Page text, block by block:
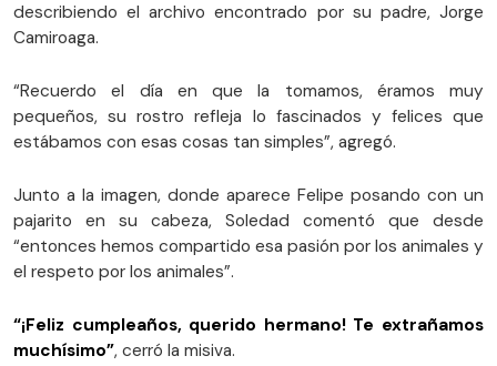
describiendo el archivo encontrado por su padre, Jorge
Camiroaga.
“Recuerdo el día en que la tomamos, éramos muy
pequeños, su rostro refleja lo fascinados y felices que
estábamos con esas cosas tan simples”, agregó.
Junto a la imagen, donde aparece Felipe posando con un
pajarito en su cabeza, Soledad comentó que desde
“entonces hemos compartido esa pasión por los animales y
el respeto por los animales”.
“¡Feliz cumpleaños, querido hermano! Te extrañamos
muchísimo”, cerró la misiva.